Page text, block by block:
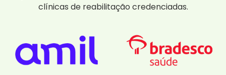
clínicas de reabilitação credenciadas.